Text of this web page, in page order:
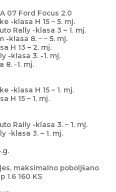
07 Ford Focus 2.0
-klasa H 15 – 5. mj.
Rally -klasa 3 – 1. mj.
-klasa 8. – – 5. mj.
H 13 – 2. mj.
-klasa 3. -1. mj.
8. -1. mj.
-klasa H 15 – 1. mj.
H 15 – 1. mj.
Rally -klasa 3. – 1. mj.
-klasa 3. – 1. mj.
maksimalno poboljšano
1.6 160 KS